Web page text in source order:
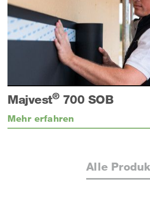
Majvest®700 SOB
Mehr erfahren
Alle